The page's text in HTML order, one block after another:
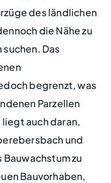
des ländlichen
die Nähe zu
Das
begrenzt, was
Parzellen
auch daran,
und
zu
Bauvorhaben,